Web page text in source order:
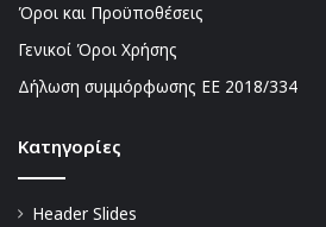
Όροι και Προϋποθέσεις
Γενικοί Όροι Χρήσης
Δήλωση συμμόρφωσης ΕΕ 2018/334
Kατηγορίες
Header Slides